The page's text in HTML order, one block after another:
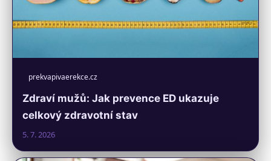
prekvapivaerekce.cz
Zdraví mužů: Jak prevence ED ukazuje
celkový zdravotní stav
5. 7. 2026